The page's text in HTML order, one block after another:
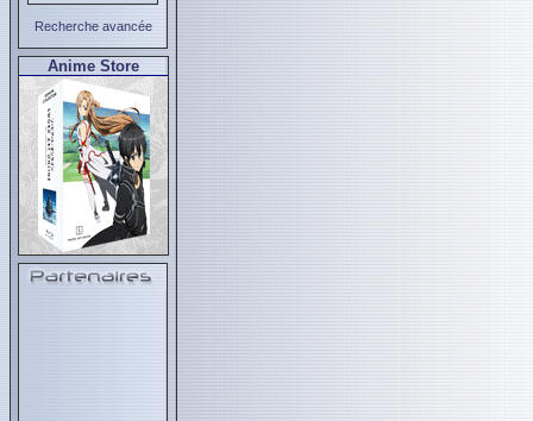
Recherche avancée
Anime Store